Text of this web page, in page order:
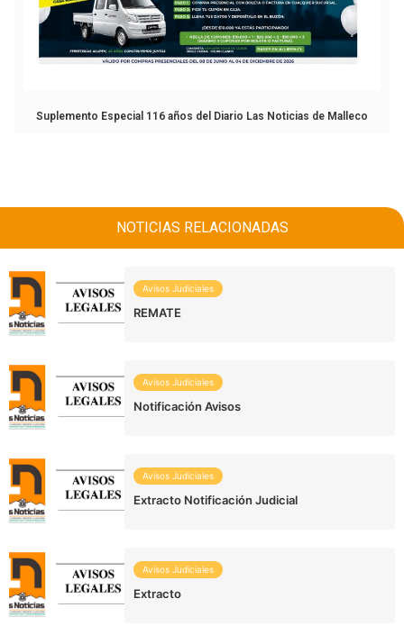
Suplemento Especial 116 años del Diario Las Noticias de Malleco
NOTICIAS RELACIONADAS
Avisos Judiciales
REMATE
Avisos Judiciales
Notificación Avisos
Avisos Judiciales
Extracto Notificación Judicial
Avisos Judiciales
Extracto